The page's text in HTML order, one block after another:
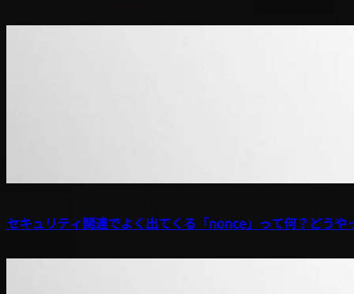
セキュリティ関連でよく出てくる「nonce」って何？どうや